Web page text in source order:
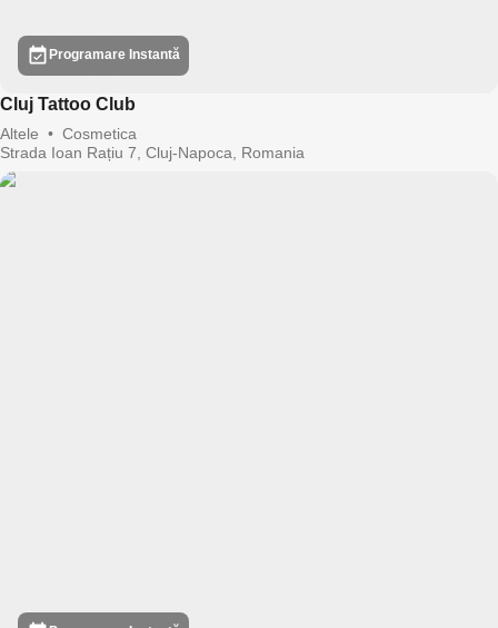
Programare Instantă
Cluj Tattoo Club
Altele • Cosmetica
Strada Ioan Rațiu 7, Cluj-Napoca, Romania